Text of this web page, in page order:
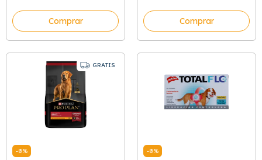
Comprar Comprar
GRATIS
-8% -8%